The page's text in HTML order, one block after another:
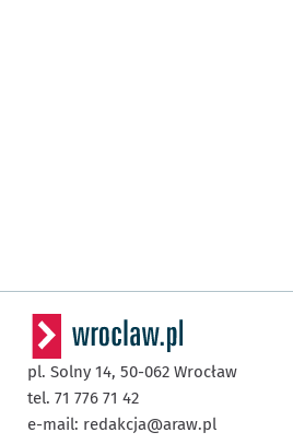
pl. Solny 14, 50-062 Wrocław
tel. 71 776 71 42
e-mail: redakcja@araw.pl